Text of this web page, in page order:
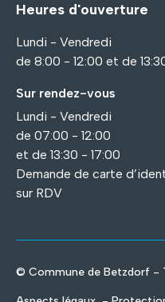
Heures d'ouverture
Lundi - Vendredi
de 8:00 - 12:00 et de
Sur rendez-vous
Lundi - Vendredi
de 07:00 - 12:00
et de 13:30 - 17:00
Demande de carte
sur RDV
© Commune de Betzdorf -